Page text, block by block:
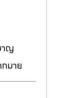
าญ
มาย